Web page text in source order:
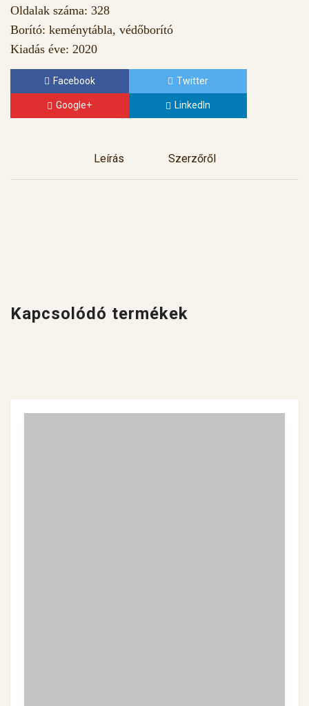
Oldalak száma: 328
Borító: keménytábla, védőborító
Kiadás éve: 2020
Facebook Twitter
Google+ LinkedIn
Leírás Szerzőről
Kapcsolódó termékek